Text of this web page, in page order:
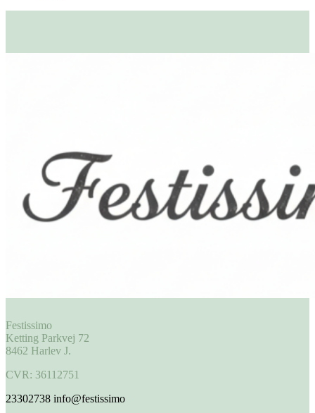
Festissimo
Ketting Parkvej 72
8462 Harlev J.
CVR: 36112751
23302738 info@festissimo